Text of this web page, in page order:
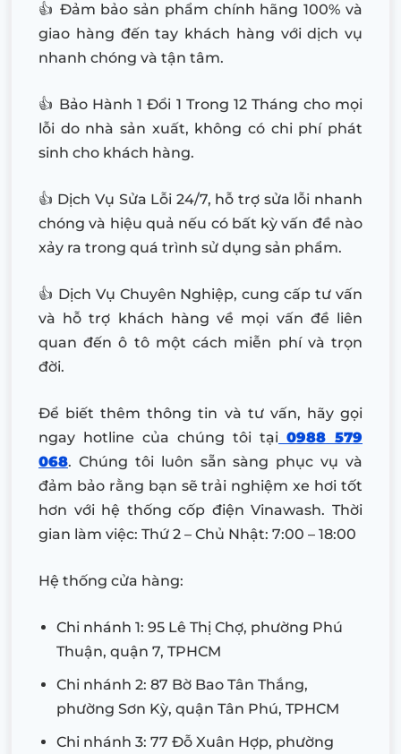
👍 Đảm bảo sản phẩm chính hãng 100% và
giao hàng đến tay khách hàng với dịch vụ
nhanh chóng và tận tâm.
👍 Bảo Hành 1 Đổi 1 Trong 12 Tháng cho mọi
lỗi do nhà sản xuất, không có chi phí phát
sinh cho khách hàng.
👍 Dịch Vụ Sửa Lỗi 24/7, hỗ trợ sửa lỗi nhanh
chóng và hiệu quả nếu có bất kỳ vấn đề nào
xảy ra trong quá trình sử dụng sản phẩm.
👍 Dịch Vụ Chuyên Nghiệp, cung cấp tư vấn
và hỗ trợ khách hàng về mọi vấn đề liên
quan đến ô tô một cách miễn phí và trọn
đời.
Để biết thêm thông tin và tư vấn, hãy gọi
ngay hotline của chúng tôi tại 0988 579
068. Chúng tôi luôn sẵn sàng phục vụ và
đảm bảo rằng bạn sẽ trải nghiệm xe hơi tốt
hơn với hệ thống cốp điện Vinawash. Thời
gian làm việc: Thứ 2 – Chủ Nhật: 7:00 – 18:00
Hệ thống cửa hàng:
Chi nhánh 1: 95 Lê Thị Chợ, phường Phú
Thuận, quận 7, TPHCM
Chi nhánh 2: 87 Bờ Bao Tân Thắng,
phường Sơn Kỳ, quận Tân Phú, TPHCM
Chi nhánh 3: 77 Đỗ Xuân Hợp, phường